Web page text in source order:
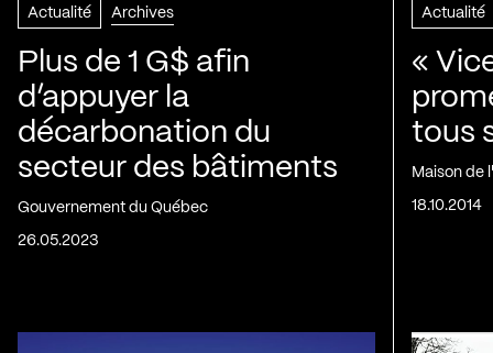
Actualité Archives
Plus de 1 G$ afin
d’appuyer la
décarbonation du
secteur des bâtiments
Gouvernement du Québec
26.05.2023
Actualité
«
tous
Maison de
18.10.2014